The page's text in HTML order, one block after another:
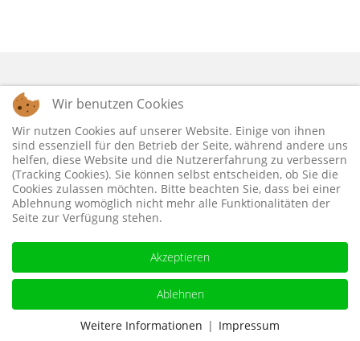
Datenschutzerklärung Impressum
© Evang. - Luth. Kirchgemeinde Walsdorf - Trabelsdorf 2026,
Wir benutzen Cookies
Wir nutzen Cookies auf unserer Website. Einige von ihnen
sind essenziell für den Betrieb der Seite, während andere uns
helfen, diese Website und die Nutzererfahrung zu verbessern
(Tracking Cookies). Sie können selbst entscheiden, ob Sie die
Cookies zulassen möchten. Bitte beachten Sie, dass bei einer
Ablehnung womöglich nicht mehr alle Funktionalitäten der
Seite zur Verfügung stehen.
Akzeptieren
Ablehnen
Weitere Informationen | Impressum